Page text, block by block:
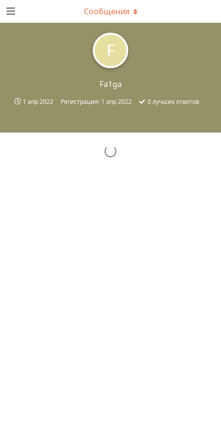
F
Fa1ga
1 апр 2022 Регистрация: 1 апр 2022 0лучших ответов
Сообщения